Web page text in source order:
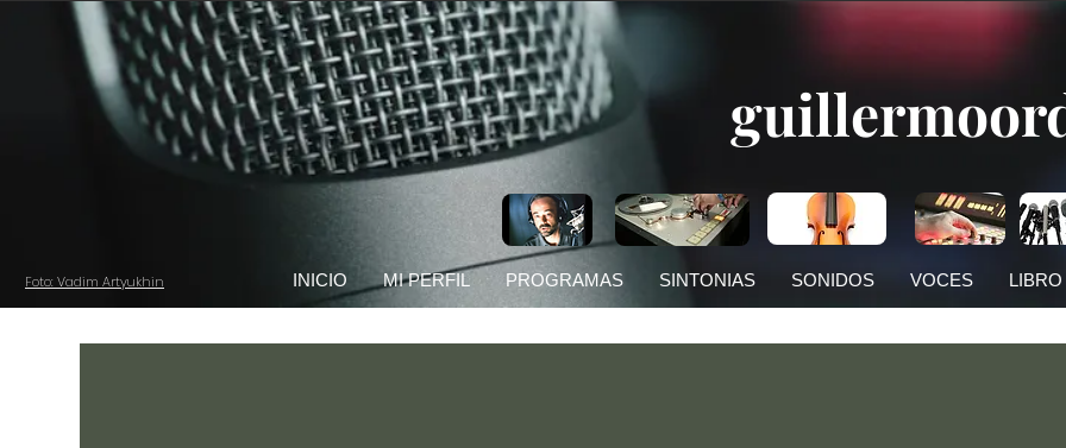
Foto: Vadim Artyukhin INICIO MI PERFIL PROGRAMAS SINTONIAS SONIDOS VOCES LIBRO